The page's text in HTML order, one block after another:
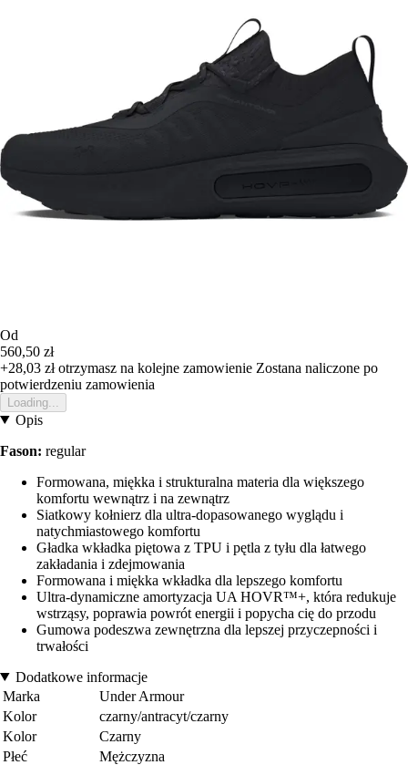
Od
560,50 zł
+28,03 złotrzymasz na kolejne zamowienie Zostana naliczone po
potwierdzeniu zamowienia
Loading...
Opis
Fason: regular
Formowana, miękka i strukturalna materia dla większego
komfortu wewnątrz i na zewnątrz
Siatkowy kołnierz dla ultra-dopasowanego wyglądu i
natychmiastowego komfortu
Gładka wkładka piętowa z TPU i pętla z tyłu dla łatwego
zakładania i zdejmowania
Formowana i miękka wkładka dla lepszego komfortu
Ultra-dynamiczne amortyzacja UA HOVR™+, która redukuje
wstrząsy, poprawia powrót energii i popycha cię do przodu
Gumowa podeszwa zewnętrzna dla lepszej przyczepności i
trwałości
Dodatkowe informacje
Marka
Under Armour
Kolor
czarny/antracyt/czarny
Kolor
Czarny
Płeć
Mężczyzna